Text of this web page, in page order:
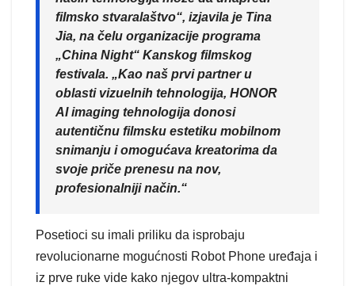
filmsko stvaralaštvo“, izjavila je Tina
Jia, na čelu organizacije programa
„China Night“ Kanskog filmskog
festivala. „Kao naš prvi partner u
oblasti vizuelnih tehnologija, HONOR
AI imaging tehnologija donosi
autentičnu filmsku estetiku mobilnom
snimanju i omogućava kreatorima da
svoje priče prenesu na nov,
profesionalniji način.“
Posetioci su imali priliku da isprobaju
revolucionarne mogućnosti Robot Phone uređaja i
iz prve ruke vide kako njegov ultra-kompaktni